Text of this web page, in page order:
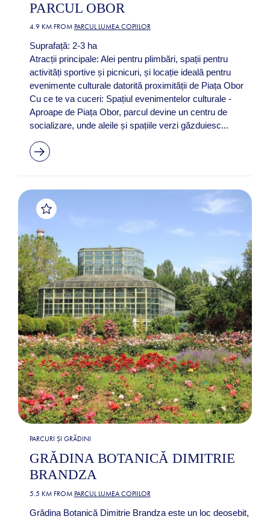
PARCUL OBOR
4.9 KM FROM PARCUL LUMEA COPIILOR
Suprafață: 2-3 ha
Atracții principale: Alei pentru plimbări, spații pentru
activități sportive și picnicuri, și locație ideală pentru
evenimente culturale datorită proximității de Piața Obor​
Cu ce te va cuceri: Spațiul evenimentelor culturale -
Aproape de Piața Obor, parcul devine un centru de
socializare, unde aleile și spațiile verzi găzduiesc...
PARCURI ȘI GRĂDINI
GRĂDINA BOTANICĂ DIMITRIE
BRANDZA
5.5 KM FROM PARCUL LUMEA COPIILOR
Grădina Botanică Dimitrie Brandza este un loc deosebit,